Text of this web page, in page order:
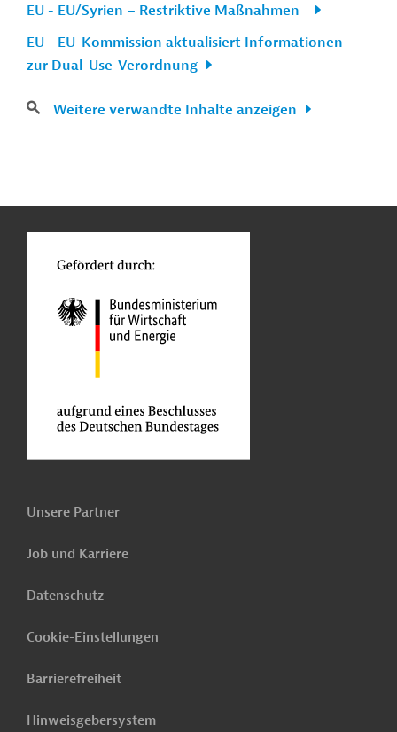
EU - EU/Syrien – Restriktive Maßnahmen
EU - EU-Kommission aktualisiert Informationen
zur Dual-Use-Verordnung
Weitere verwandte Inhalte anzeigen
Unsere Partner
Job und Karriere
Datenschutz
Cookie-Einstellungen
Barrierefreiheit
Hinweisgebersystem